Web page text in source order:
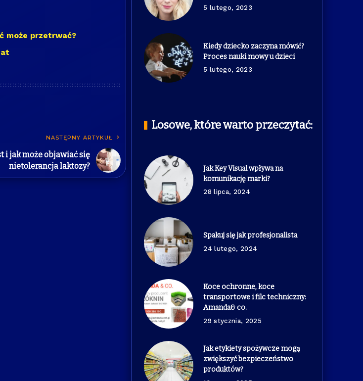
może przetrwać?
NASTĘPNY ARTYKUŁ
i jak może objawiać się
nietolerancja laktozy?
5 lutego, 2023
Kiedy dziecko zaczyna mówić?
Proces nauki mowy u dzieci
5 lutego, 2023
Losowe, które warto przeczytać:
Jak Key Visual wpływa na
komunikację marki?
28 lipca, 2024
Spakuj się jak profesjonalista
24 lutego, 2024
Koce ochronne, koce
transportowe i filc techniczny:
Amanda& co.
29 stycznia, 2025
Jak etykiety spożywcze mogą
zwiększyć bezpieczeństwo
produktów?